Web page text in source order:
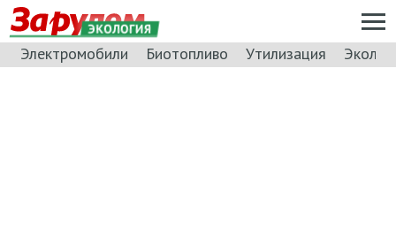
ЭКОЛОГИЯ
Электромобили Биотопливо Утилизация